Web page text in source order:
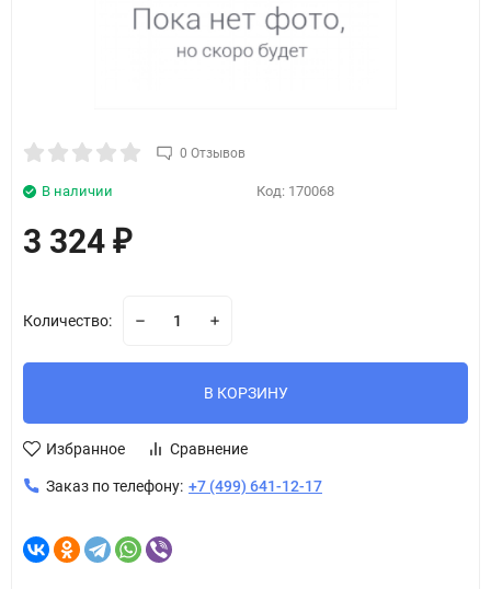
0 Отзывов
Код: 170068
В наличии
3 324 ₽
Количество:
В КОРЗИНУ
Избранное Сравнение
Заказ по телефону: +7 (499) 641-12-17